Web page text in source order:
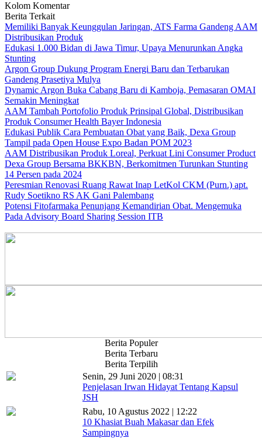
Kolom Komentar
Berita Terkait
Memiliki Banyak Keunggulan Jaringan, ATS Farma Gandeng AAM
Distribusikan Produk
Edukasi 1.000 Bidan di Jawa Timur, Upaya Menurunkan Angka
Stunting
Argon Group Dukung Program Energi Baru dan Terbarukan
Gandeng Prasetiya Mulya
Dynamic Argon Buka Cabang Baru di Kamboja, Pemasaran OMAI
Semakin Meningkat
AAM Tambah Portofolio Produk Prinsipal Global, Distribusikan
Produk Consumer Health Bayer Indonesia
Edukasi Publik Cara Pembuatan Obat yang Baik, Dexa Group
Tampil pada Open House Expo Badan POM 2023
AAM Distribusikan Produk Loreal, Perkuat Lini Consumer Product
Dexa Group Bersama BKKBN, Berkomitmen Turunkan Stunting
14 Persen pada 2024
Peresmian Renovasi Ruang Rawat Inap LetKol CKM (Purn.) apt.
Rudy Soetikno RS AK Gani Palembang
Potensi Fitofarmaka Penunjang Kemandirian Obat. Mengemuka
Pada Advisory Board Sharing Session ITB
Berita Populer
Berita Terbaru
Berita Terpilih
Senin, 29 Juni 2020 | 08:31
Penjelasan Irwan Hidayat Tentang Kapsul
JSH
Rabu, 10 Agustus 2022 | 12:22
10 Khasiat Buah Makasar dan Efek
Sampingnya